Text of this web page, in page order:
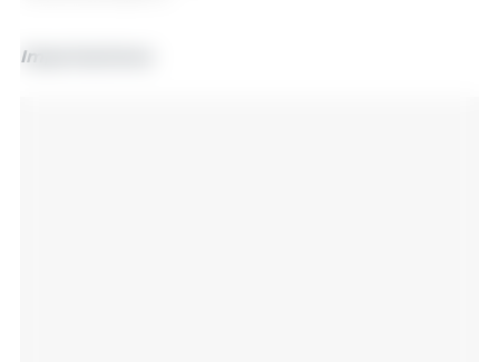
Importaciones